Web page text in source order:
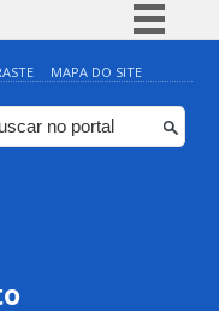
Simplifique!
Comunica BR
Participe
MAPA DO SITE